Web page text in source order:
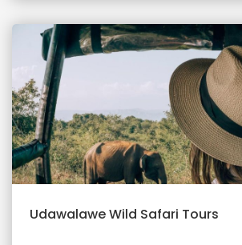
Udawalawe Wild Safari Tours